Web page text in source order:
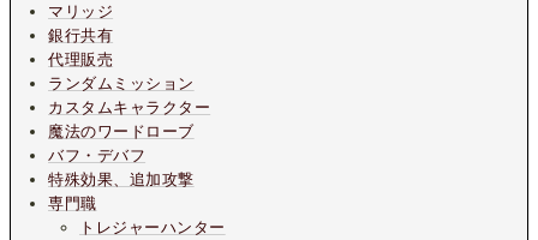
マリッジ
銀行共有
代理販売
ランダムミッション
カスタムキャラクター
魔法のワードローブ
バフ・デバフ
特殊効果、追加攻撃
専門職
トレジャーハンター